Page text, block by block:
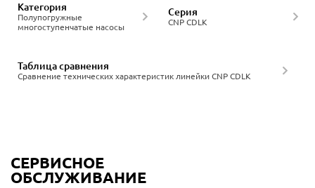
Полупогружные
многоступенчатые насосы
Категория
CNP CDLK
Серия
Сравнение технических характеристик линейки CNP CDLK
Таблица сравнения
СЕРВИСНОЕ
ОБСЛУЖИВАНИЕ